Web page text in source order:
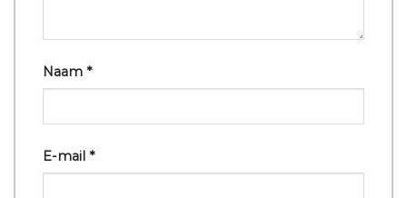
Naam *
E-mail *